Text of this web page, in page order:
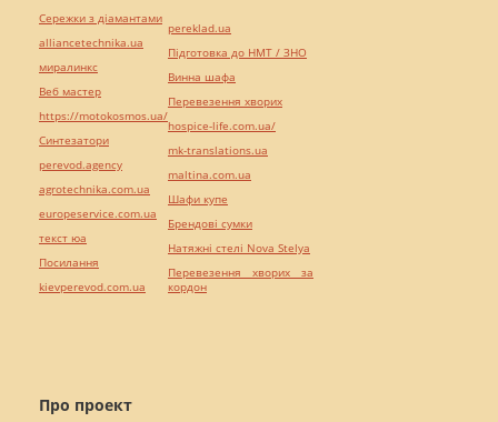
Про проект
Сережки з діамантами
alliancetechnika.ua
миралинкс
Веб мастер
https://motokosmos.ua/
Синтезатори
perevod.agency
agrotechnika.com.ua
europeservice.com.ua
текст юа
Посилання
kievperevod.com.ua
pereklad.ua
Підготовка до НМТ / ЗНО
Винна шафа
Перевезення хворих
hospice-life.com.ua/
mk-translations.ua
maltina.com.ua
Шафи купе
Брендові сумки
Натяжні стелі Nova Stelya
Перевезення хворих за
кордон